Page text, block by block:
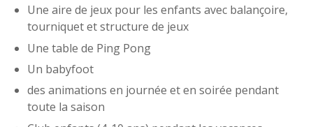
Une aire de jeux pour les enfants avec balançoire,
tourniquet et structure de jeux
Une table de Ping Pong
Un babyfoot
des animations en journée et en soirée pendant
toute la saison